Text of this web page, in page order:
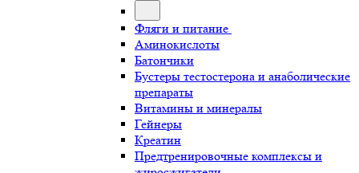
Фляги и питание
Аминокислоты
Батончики
Бустеры тестостерона и анаболические
препараты
Витамины и минералы
Гейнеры
Креатин
Предтренировочные комплексы и